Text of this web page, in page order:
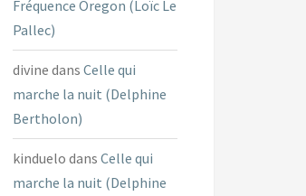
Fréquence Oregon (Loïc Le
Pallec)
divine dans Celle qui
marche la nuit (Delphine
Bertholon)
kinduelo dans Celle qui
marche la nuit (Delphine